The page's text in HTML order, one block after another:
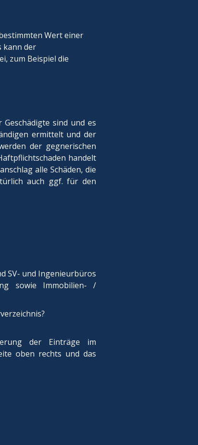
Wert einer
kann der
zum Beispiel die
sind und es
ermittelt und der
der gegnerischen
handelt
alle Schäden, die
auch ggf. für den
SV- und Ingenieurbüros
sowie Immobilien- /
der Einträge im
oben rechts und das